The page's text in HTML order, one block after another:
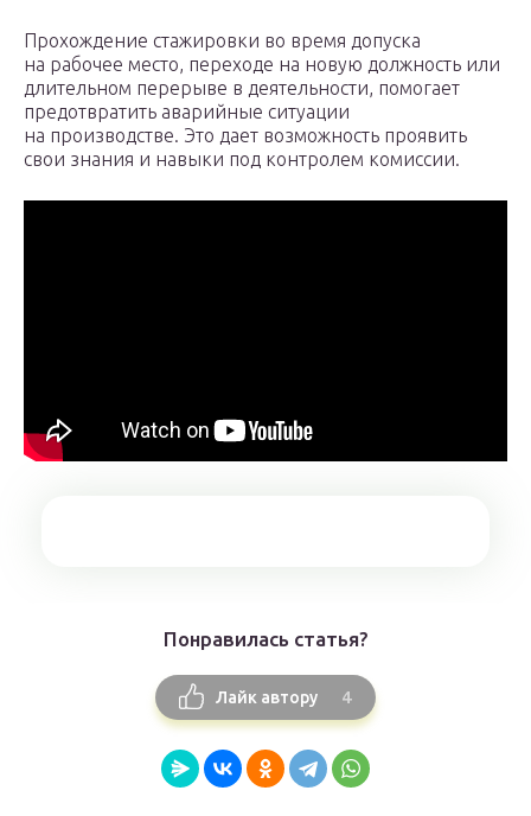
Прохождение стажировки во время допуска
на рабочее место, переходе на новую должность или
длительном перерыве в деятельности, помогает
предотвратить аварийные ситуации
на производстве. Это дает возможность проявить
свои знания и навыки под контролем комиссии.
Понравилась статья?
Лайк автору 4